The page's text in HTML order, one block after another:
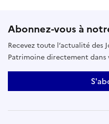
Abonnez-vous à
Recevez toute l’actualité des
Patrimoine directement